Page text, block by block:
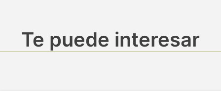
Te puede interesar